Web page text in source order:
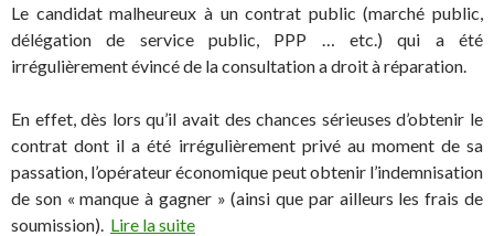
Le candidat malheureux à un contrat public (marché public,
délégation de service public, PPP … etc.) qui a été
irrégulièrement évincé de la consultation a droit à réparation.
En effet, dès lors qu’il avait des chances sérieuses d’obtenir le
contrat dont il a été irrégulièrement privé au moment de sa
passation, l’opérateur économique peut obtenir l’indemnisation
de son « manque à gagner » (ainsi que par ailleurs les frais de
soumission). Lire la suite